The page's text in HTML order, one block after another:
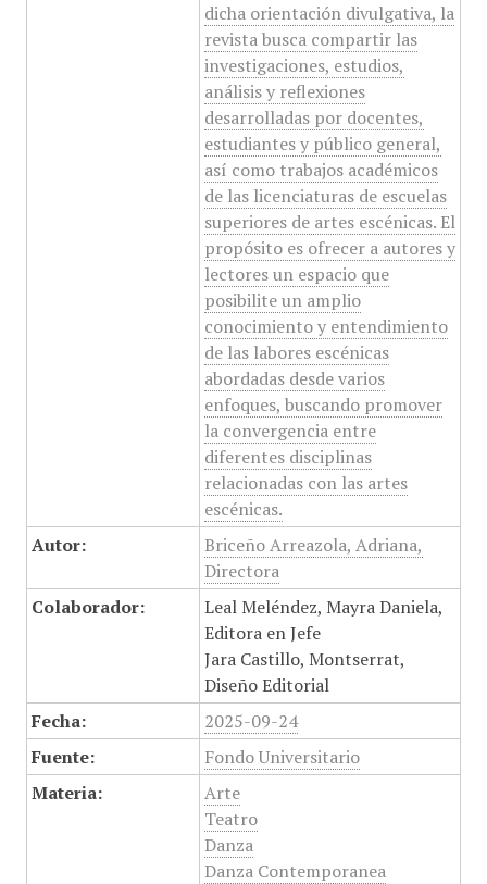
dicha orientación divulgativa, la
revista busca compartir las
investigaciones, estudios,
análisis y reflexiones
desarrolladas por docentes,
estudiantes y público general,
así como trabajos académicos
de las licenciaturas de escuelas
superiores de artes escénicas. El
propósito es ofrecer a autores y
lectores un espacio que
posibilite un amplio
conocimiento y entendimiento
de las labores escénicas
abordadas desde varios
enfoques, buscando promover
la convergencia entre
diferentes disciplinas
relacionadas con las artes
escénicas.
Autor:
Briceño Arreazola, Adriana,
Directora
Colaborador:
Leal Meléndez, Mayra Daniela,
Editora en Jefe
Jara Castillo, Montserrat,
Diseño Editorial
Fecha:
2025-09-24
Fuente:
Fondo Universitario
Materia:
Arte
Teatro
Danza
Danza Contemporanea